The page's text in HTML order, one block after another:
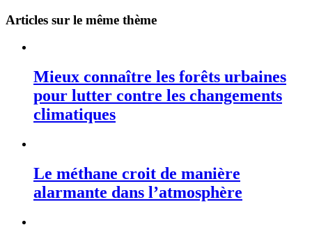
Articles sur le même thème
Mieux connaître les forêts urbaines
pour lutter contre les changements
climatiques
Le méthane croit de manière
alarmante dans l’atmosphère